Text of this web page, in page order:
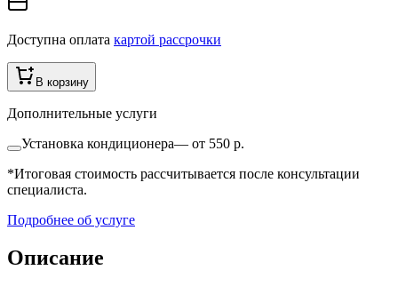
Доступна оплата картой рассрочки
В корзину
Дополнительные услуги
Установка кондиционера— от 550 р.
*Итоговая стоимость рассчитывается после консультации
специалиста.
Подробнее об услуге
Описание